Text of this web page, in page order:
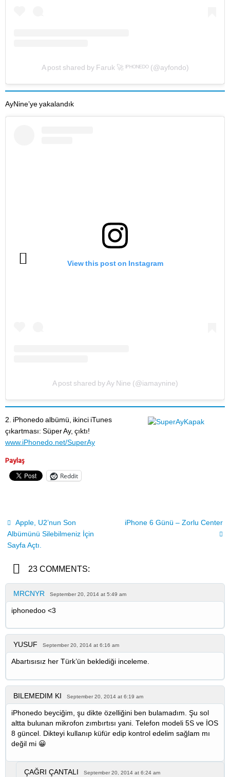
A post shared by Faruk 🚀 ᴵᴾᴴᴼᴺᴱᴰᴼ (@ayfondo)
AyNine’ye yakalandık
View this post on Instagram
A post shared by Ay Nine (@iamaynine)
2. iPhonedo albümü, ikinci iTunes
çıkartması: Süper Ay, çıktı!
www.iPhonedo.net/SuperAy
Paylaş
Reddit
Apple, U2’nun Son
Albümünü Silebilmeniz İçin
Sayfa Açtı.
iPhone 6 Günü – Zorlu Center
23 COMMENTS:
MRCNYR September 20, 2014 at 5:49 am
iphonedoo <3
YUSUF September 20, 2014 at 6:16 am
Abartısısız her Türk’ün beklediği inceleme.
BILEMEDIM KI September 20, 2014 at 6:19 am
iPhonedo beyciğim, şu dikte özelliğini ben bulamadım. Şu sol
altta bulunan mikrofon zımbırtısı yani. Telefon modeli 5S ve İOS
8 güncel. Dikteyi kullanıp küfür edip kontrol edelim sağlam mı
değil mi 😀
ÇAĞRI ÇANTALI September 20, 2014 at 6:24 am